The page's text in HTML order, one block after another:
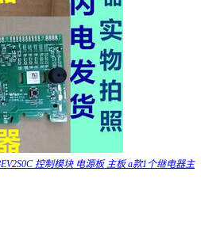
控制模块 电源板 主板 a款1个继电器主